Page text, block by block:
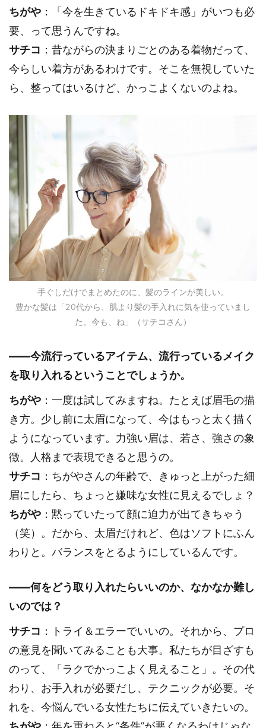
ちがや ：「今を生きているドキドキ感」がいつも必
要、って思うんですね。
サチコ ：昔ながらの決まりごとのある着物だって、
今らしい着方があるわけです。そこを無視していた
ら、整ってはいるけど、かっこよくないのよね。
手ぐしだけでまとめたのに、髪のラインが美しい。
豊かな髪は「20代から、肌より髪の手入れに気を使っていまし
た。今も、ね」（サチコさん）
――今流行っているアイテム、流行っているメイク
を取り入れるということでしょうか。
ちがや ：一度は試してみますね。たとえば眉毛の描
き方。少し前に太眉になって、今はもっと太く描く
ようになっています。力強い眉は、若さ、強さの象
徴。人格まで表現できると思うの。
サチコ ：ちがやさんの年齢で、きゅっと上がった細
眉にしたら、ちょっと嫌味な女性に見えるでしょ？
ちがや ：黙っていたって顔に迫力が出てきちゃう
（笑）。だから、太眉だけれど、色はソフトにふん
わりと。バランスをとるようにしているんです。
――何をどう取り入れたらいいのか、なかなか難し
いのでは？
サチコ ：トライ＆エラーでいいの。それから、プロ
の意見を聞いてみることも大事。私たちが目ざすも
のって、「ラクでかっこよく見えること」。その代
わり、お手入れが必要だし、テクニックが必要。そ
れを、今悩んでいる女性たちに伝えていきたいの。